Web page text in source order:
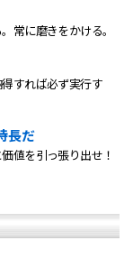
常に磨きをかける。
すれば必ず実行す
長だ
値を引っ張り出せ！